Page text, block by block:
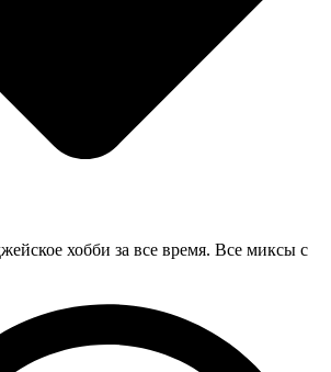
хобби за все время. Все миксы с